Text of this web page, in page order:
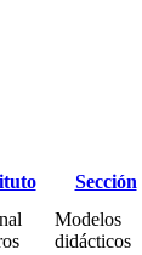
Sección
Modelos
didácticos